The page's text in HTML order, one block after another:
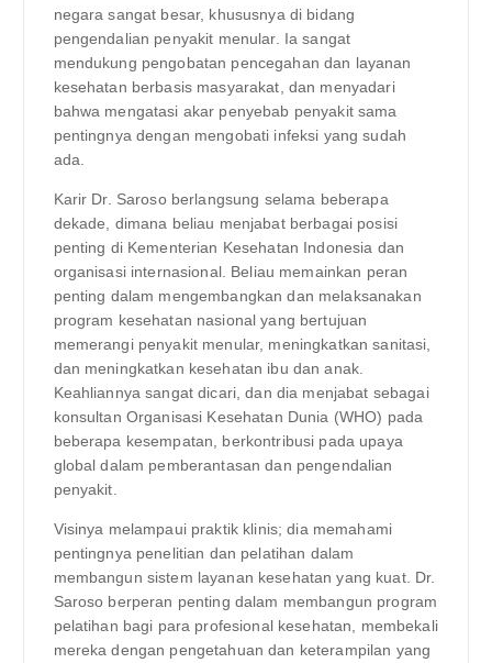
negara sangat besar, khususnya di bidang
pengendalian penyakit menular. Ia sangat
mendukung pengobatan pencegahan dan layanan
kesehatan berbasis masyarakat, dan menyadari
bahwa mengatasi akar penyebab penyakit sama
pentingnya dengan mengobati infeksi yang sudah
ada.
Karir Dr. Saroso berlangsung selama beberapa
dekade, dimana beliau menjabat berbagai posisi
penting di Kementerian Kesehatan Indonesia dan
organisasi internasional. Beliau memainkan peran
penting dalam mengembangkan dan melaksanakan
program kesehatan nasional yang bertujuan
memerangi penyakit menular, meningkatkan sanitasi,
dan meningkatkan kesehatan ibu dan anak.
Keahliannya sangat dicari, dan dia menjabat sebagai
konsultan Organisasi Kesehatan Dunia (WHO) pada
beberapa kesempatan, berkontribusi pada upaya
global dalam pemberantasan dan pengendalian
penyakit.
Visinya melampaui praktik klinis; dia memahami
pentingnya penelitian dan pelatihan dalam
membangun sistem layanan kesehatan yang kuat. Dr.
Saroso berperan penting dalam membangun program
pelatihan bagi para profesional kesehatan, membekali
mereka dengan pengetahuan dan keterampilan yang